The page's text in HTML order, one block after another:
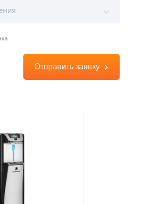
Отправить заявку